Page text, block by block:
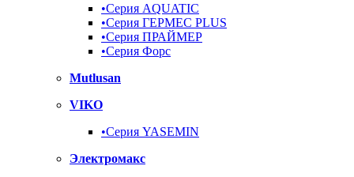
•Серия AQUATIC
•Серия ГЕРМЕС PLUS
•Серия ПРАЙМЕР
•Серия Форс
Mutlusan
VIKO
•Серия YASEMIN
Электромакс